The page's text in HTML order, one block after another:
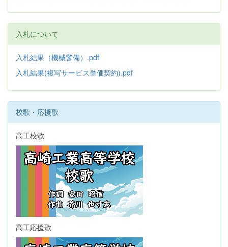
入札について
入札結果（機械警備）.pdf
入札結果(複写サービス単価契約).pdf
校歌・応援歌
高工校歌
高工応援歌